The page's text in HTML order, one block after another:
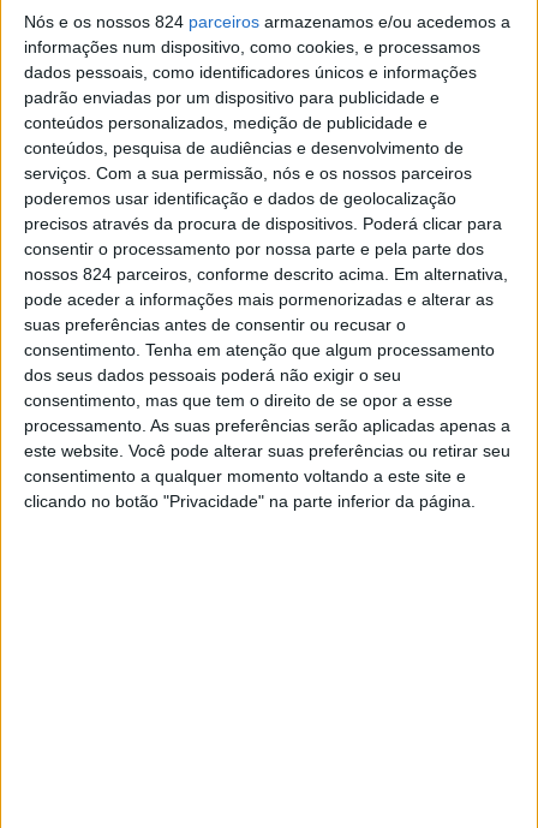
Nós e os nossos 824 parceiros armazenamos e/ou acedemos a
informações num dispositivo, como cookies, e processamos
dados pessoais, como identificadores únicos e informações
padrão enviadas por um dispositivo para publicidade e
conteúdos personalizados, medição de publicidade e
conteúdos, pesquisa de audiências e desenvolvimento de
serviços. Com a sua permissão, nós e os nossos parceiros
poderemos usar identificação e dados de geolocalização
precisos através da procura de dispositivos. Poderá clicar para
consentir o processamento por nossa parte e pela parte dos
nossos 824 parceiros, conforme descrito acima. Em alternativa,
pode aceder a informações mais pormenorizadas e alterar as
suas preferências antes de consentir ou recusar o
consentimento. Tenha em atenção que algum processamento
dos seus dados pessoais poderá não exigir o seu
consentimento, mas que tem o direito de se opor a esse
processamento. As suas preferências serão aplicadas apenas a
este website. Você pode alterar suas preferências ou retirar seu
consentimento a qualquer momento voltando a este site e
clicando no botão "Privacidade" na parte inferior da página.
A cidade de Elvas vai acolher, de 9 a 14 de Junho, o
concurso Miss & Mrs Portugal 2025.